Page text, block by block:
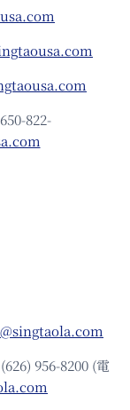
822-
(626) 956-8200 (電